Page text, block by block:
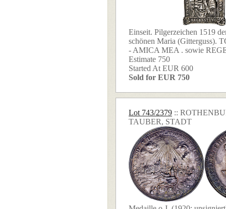
Einseit. Pilgerzeichen 1519
schönen Maria (Gitterguss).
- AMICA MEA . sowie
Estimate 750
Started At EUR 600
Sold for EUR 750
Lot 743/2379 ::
TAUBER, STADT